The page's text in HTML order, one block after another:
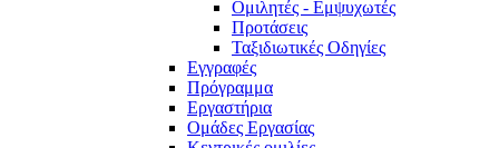
Ομιλητές - Εμψυχωτές
Προτάσεις
Ταξιδιωτικές Οδηγίες
Εγγραφές
Πρόγραμμα
Εργαστήρια
Ομάδες Εργασίας